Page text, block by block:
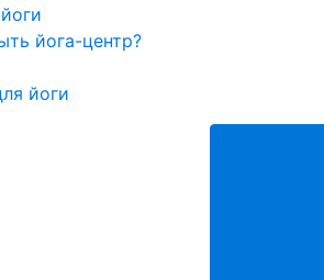
йога-центр?
йоги